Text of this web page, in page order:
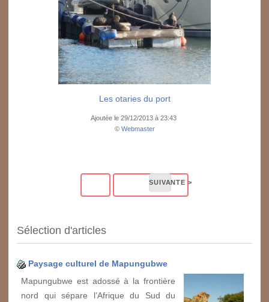
Les otaries du port
Ajoutée le 29/12/2013 à 23:43
© Webmaster
Sélection d'articles
Paysage culturel de Mapungubwe
Mapungubwe est adossé à la frontière
nord qui sépare l’Afrique du Sud du